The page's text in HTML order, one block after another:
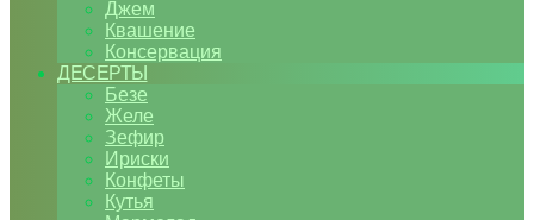
Джем
Квашение
Консервация
ДЕСЕРТЫ
Безе
Желе
Зефир
Ириски
Конфеты
Кутья